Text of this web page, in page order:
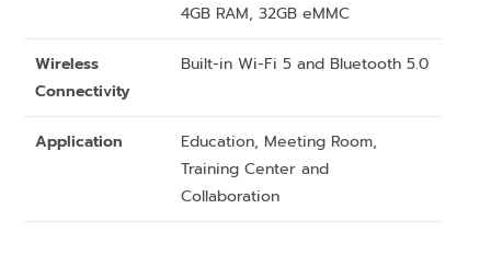
4GB RAM, 32GB eMMC
Wireless
Connectivity
Built-in Wi-Fi 5 and Bluetooth 5.0
Application
Education, Meeting Room,
Training Center and
Collaboration